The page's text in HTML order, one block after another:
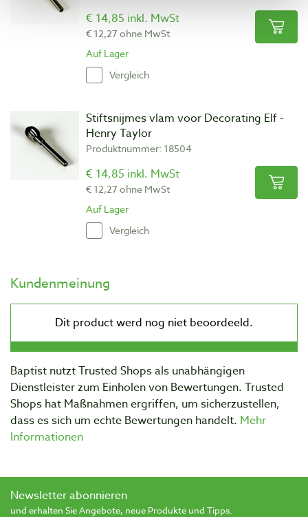
€ 14,85 inkl. MwSt
€ 12,27 ohne MwSt
Auf Lager
Vergleich
Stiftsnijmes vlam voor Decorating Elf -
Henry Taylor
Produktnummer: 18504
€ 14,85 inkl. MwSt
€ 12,27 ohne MwSt
Auf Lager
Vergleich
Kundenmeinung
Baptist nutzt Trusted Shops als unabhängigen
Dienstleister zum Einholen von Bewertungen. Trusted
Shops hat Maßnahmen ergriffen, um sicherzustellen,
dass es sich um echte Bewertungen handelt. Mehr
Informationen
Newsletter abonnieren
und erhalten Sie Angebote, neue Produkte und Tipps.